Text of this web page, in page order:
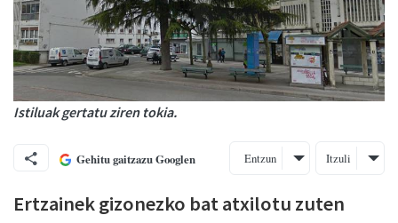
Istiluak gertatu ziren tokia.
Gehitu gaitzazu Googlen Entzun Itzuli
Ertzainek gizonezko bat atxilotu zuten